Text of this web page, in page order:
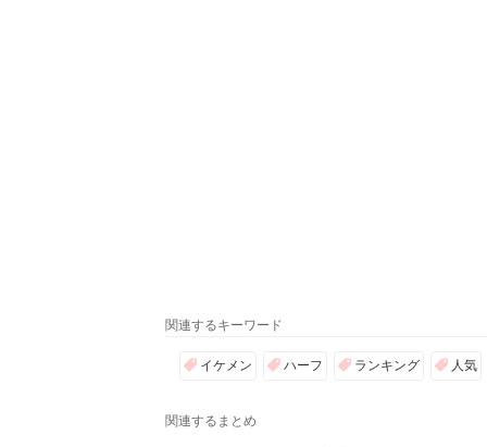
関連するキーワード
イケメン ハーフ ランキング 人気
関連するまとめ